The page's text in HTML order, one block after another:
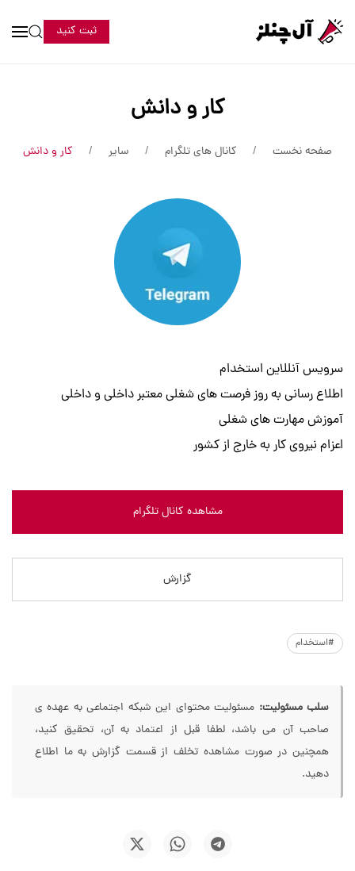
ثبت کنید
کار و دانش
صفحه نخست کانال های تلگرام سایر کار و دانش
سرویس آنللاین استخدام
اطلاع رسانی به روز فرصت های شغلی معتبر داخلی و داخلی
آموزش مهارت های شغلی
اعزام نیروی کار به خارج از کشور
مشاهده کانال تلگرام
گزارش
#استخدام
سلب مسئولیت: مسئولیت محتوای این شبکه اجتماعی به عهده ی
صاحب آن می باشد، لطفا قبل از اعتماد به آن، تحقیق کنید،
همچنین در صورت مشاهده تخلف از قسمت گزارش به ما اطلاع
دهید.